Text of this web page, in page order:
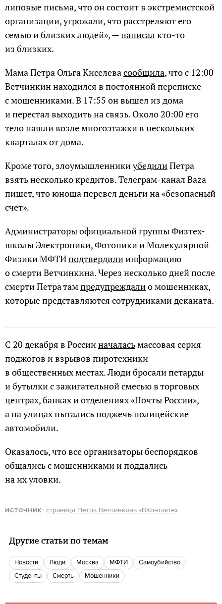
липовые письма, что он состоит в экстремистской
организации, угрожали, что расстреляют его
семью и близких людей», —написал кто-то
из близких.
Мама Петра Ольга Киселевасообщила, что с 12:00
Ветчинкин находился в постоянной переписке
с мошенниками. В 17:55 он вышел из дома
и перестал выходить на связь. Около 20:00 его
тело нашли возле многоэтажки в нескольких
кварталах от дома.
Кроме того, злоумышленникиубедилиПетра
взять несколько кредитов. Телеграм-канал Baza
пишет, что юноша перевел деньги на «безопасный
счет».
Администраторы официальной группы Физтех-
школы Электроники, Фотоники и Молекулярной
Физики МФТИподтвердилиинформацию
о смерти Ветчинкина. Через несколько дней после
смерти Петра тампредупреждалио мошенниках,
которые представляются сотрудниками деканата.
С 20 декабря в Россииначаласьмассовая серия
поджогов и взрывов пиротехники
в общественных местах. Люди бросали петарды
и бутылки с зажигательной смесью в торговых
центрах, банках и отделениях «Почты России»,
а на улицах пытались поджечь полицейские
автомобили.
Оказалось, что все организаторы беспорядков
общались с мошенниками и поддались
на их уловки.
ИСТОЧНИК: страница Петра Ветчинкина «ВКонтакте»
Другие статьи по темам
новости люди Москва МФТИ
самоубийство
Студенты
Смерть мошенники